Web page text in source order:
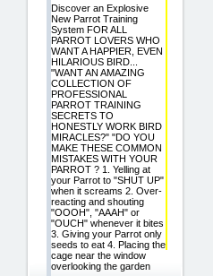
Discover an Explosive
New Parrot Training
System FOR ALL
PARROT LOVERS WHO
WANT A HAPPIER, EVEN
HILARIOUS BIRD...
"WANT AN AMAZING
COLLECTION OF
PROFESSIONAL
PARROT TRAINING
SECRETS TO
HONESTLY WORK BIRD
MIRACLES?" "DO YOU
MAKE THESE COMMON
MISTAKES WITH YOUR
PARROT ? 1. Yelling at
your Parrot to "SHUT UP"
when it screams 2. Over-
reacting and shouting
"OOOH", "AAAH" or
"OUCH" whenever it bites
3. Giving your Parrot only
seeds to eat 4. Placing the
cage near the window
overlooking the garden